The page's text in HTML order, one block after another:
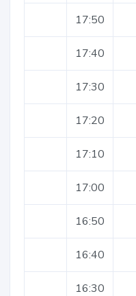
17:50
17:40
17:30
17:20
17:10
17:00
16:50
16:40
16:30